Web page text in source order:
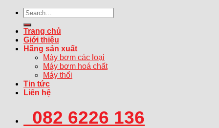
Search
for:
Trang chủ
Giới thiệu
Hãng sản xuất
Máy bơm các loại
Máy bơm hoá chất
Máy thổi
Tin tức
Liên hệ
082 6226 136